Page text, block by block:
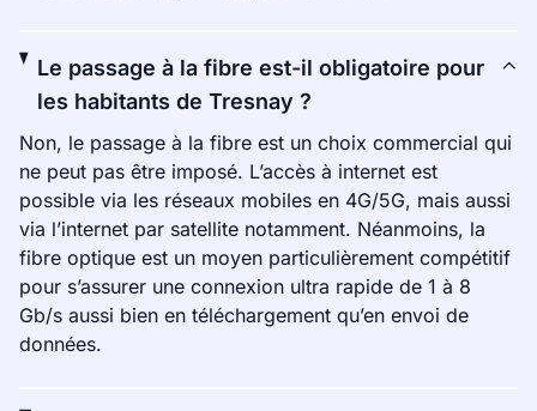
Le passage à la fibre est-il obligatoire pour
les habitants de Tresnay ?
Non, le passage à la fibre est un choix commercial qui
ne peut pas être imposé. L’accès à internet est
possible via les réseaux mobiles en 4G/5G, mais aussi
via l’internet par satellite notamment. Néanmoins, la
fibre optique est un moyen particulièrement compétitif
pour s’assurer une connexion ultra rapide de 1 à 8
Gb/s aussi bien en téléchargement qu’en envoi de
données.